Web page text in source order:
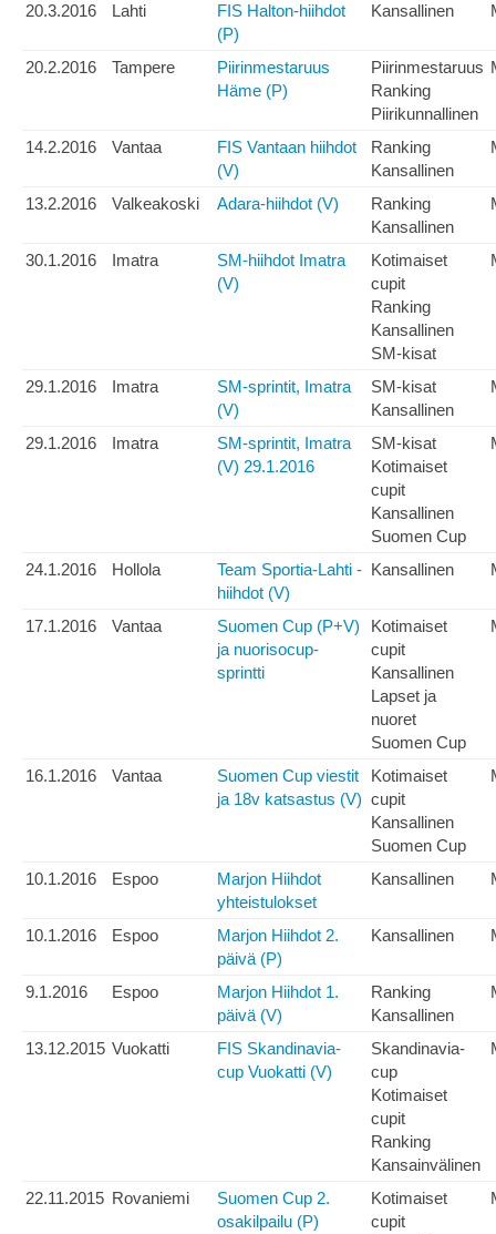
20.3.2016 Lahti
FIS Halton-hiihdot
(P)
Kansallinen
20.2.2016 Tampere
Piirinmestaruus
Häme (P)
Piirinmestaruus
Ranking
Piirikunnallinen
14.2.2016 Vantaa
FIS Vantaan hiihdot
(V)
Ranking
Kansallinen
13.2.2016 Valkeakoski Adara-hiihdot (V)
Ranking
Kansallinen
30.1.2016 Imatra
SM-hiihdot Imatra
(V)
Kotimaiset
cupit
Ranking
Kansallinen
SM-kisat
29.1.2016 Imatra
SM-sprintit, Imatra
(V)
SM-kisat
Kansallinen
29.1.2016 Imatra
SM-sprintit, Imatra
(V) 29.1.2016
SM-kisat
Kotimaiset
cupit
Kansallinen
Suomen Cup
24.1.2016 Hollola
Team Sportia-Lahti -
hiihdot (V)
Kansallinen
17.1.2016 Vantaa
Suomen Cup (P+V)
ja nuorisocup-
sprintti
Kotimaiset
cupit
Kansallinen
Lapset ja
nuoret
Suomen Cup
16.1.2016 Vantaa
Suomen Cup viestit
ja 18v katsastus (V)
Kotimaiset
cupit
Kansallinen
Suomen Cup
10.1.2016 Espoo
Marjon Hiihdot
yhteistulokset
Kansallinen
10.1.2016 Espoo
Marjon Hiihdot 2.
päivä (P)
Kansallinen
9.1.2016 Espoo
Marjon Hiihdot 1.
päivä (V)
Ranking
Kansallinen
13.12.2015 Vuokatti
FIS Skandinavia-
cup Vuokatti (V)
Skandinavia-
cup
Kotimaiset
cupit
Ranking
Kansainvälinen
22.11.2015 Rovaniemi
Suomen Cup 2.
osakilpailu (P)
Kotimaiset
cupit